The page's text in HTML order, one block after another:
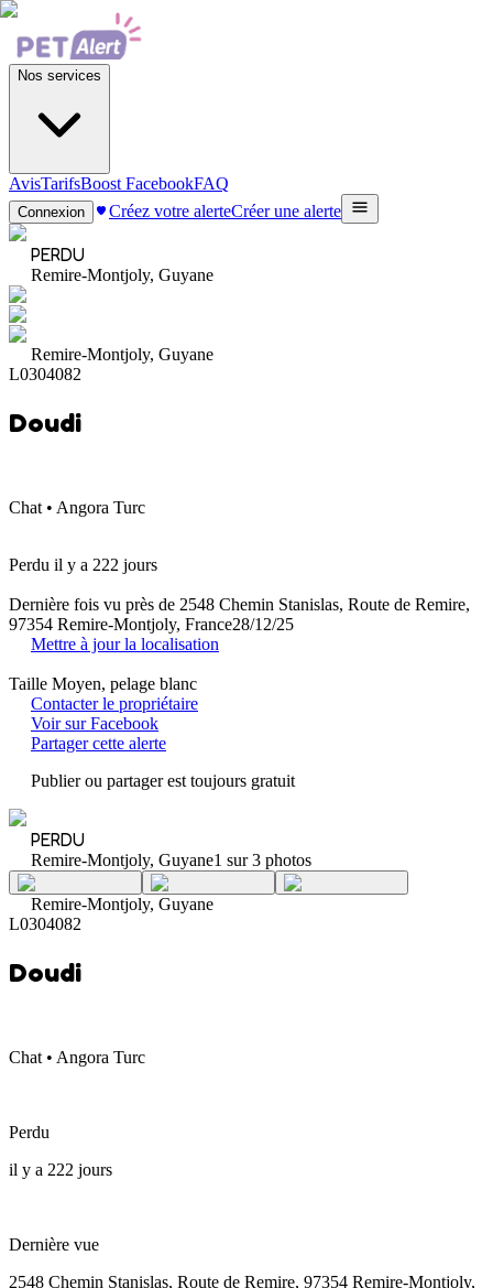
Nos services
AvisTarifsBoost FacebookFAQ
Connexion Créez votre alerteCréer une alerte
PERDU
Remire-Montjoly, Guyane
Remire-Montjoly, Guyane
L0304082
Doudi
Chat • Angora Turc
Perdu il y a 222 jours
Dernière fois vu près de 2548 Chemin Stanislas, Route de Remire,
97354 Remire-Montjoly, France28/12/25
Mettre à jour la localisation
Taille Moyen, pelage blanc
Contacter le propriétaire
Voir sur Facebook
Partager cette alerte
Publier ou partager est toujours gratuit
PERDU
Remire-Montjoly, Guyane1 sur 3 photos
Remire-Montjoly, Guyane
L0304082
Doudi
Chat • Angora Turc
Perdu
il y a 222 jours
Dernière vue
2548 Chemin Stanislas, Route de Remire, 97354 Remire-Montjoly,